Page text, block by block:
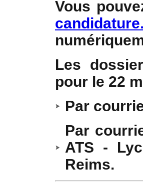
Vous
Les
pour le 22
Par
Par
ATS -
Reims.